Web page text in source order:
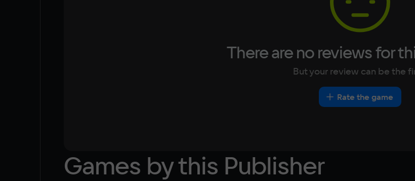
There are no reviews for
But your review can be the
Rate the game
Games by this Publisher